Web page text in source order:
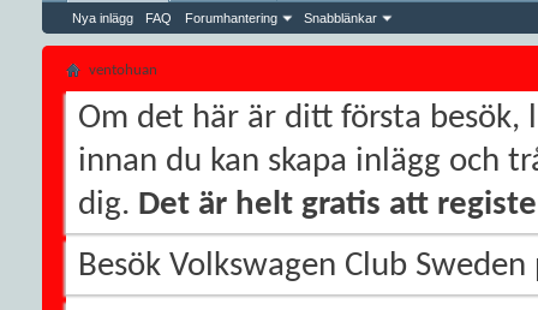
Nya inlägg FAQ Forumhantering Snabblänkar
ventohuan
Om det här är ditt första besök,
innan du kan skapa inlägg och
dig. Det är helt gratis att
Besök Volkswagen Club